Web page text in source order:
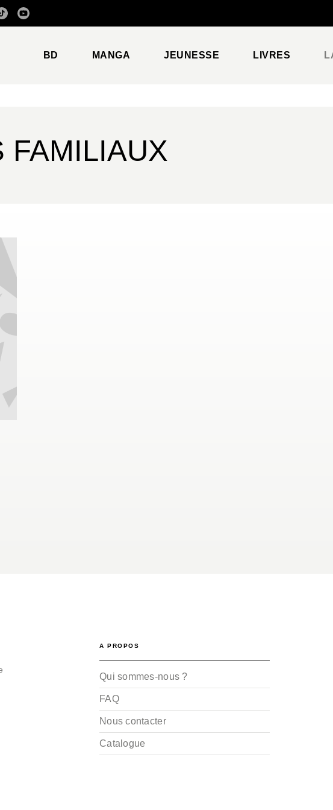
CONTENU
BD MANGA JEUNESSE LIVRES
FAMILIAUX
A PROPOS
Qui sommes-nous ?
FAQ
Nous contacter
Catalogue